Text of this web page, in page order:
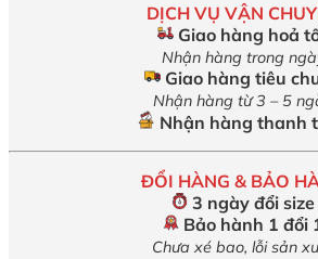
DỊCH VỤ VẬN
Giao hàng hoả
Nhận hàng trong
Giao hàng tiêu
Nhận hàng từ 3 – 5
Nhận hàng thanh
ĐỔI HÀNG & BẢO
3 ngày đổi size
Bảo hành 1 đổi
Chưa xé bao, lỗi sản